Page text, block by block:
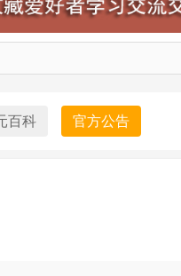
百科 官方公告